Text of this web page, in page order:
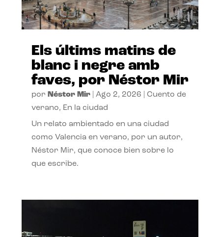
Els últims matins de
blanc i negre amb
faves, por Néstor Mir
por Néstor Mir| Ago 2, 2026
Cuento de
verano, En la ciudad
Un relato ambientado en una ciudad
como Valencia en verano, por un autor,
Néstor Mir, que conoce bien sobre lo
que escribe.